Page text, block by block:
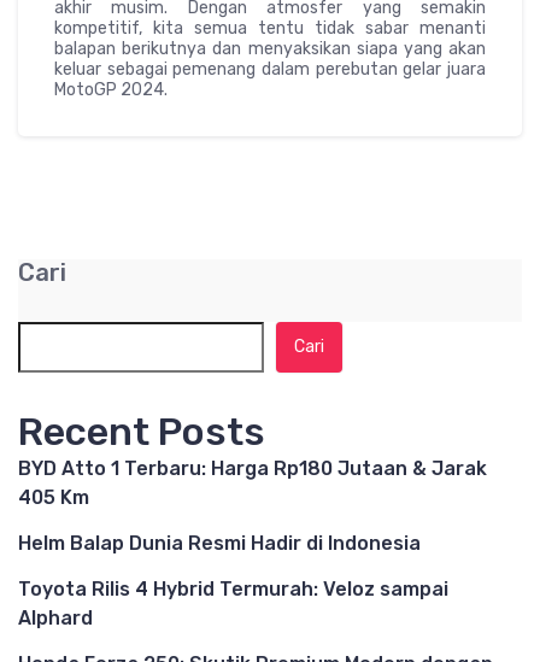
akhir musim. Dengan atmosfer yang semakin
kompetitif, kita semua tentu tidak sabar menanti
balapan berikutnya dan menyaksikan siapa yang akan
keluar sebagai pemenang dalam perebutan gelar juara
MotoGP 2024.
Cari
Cari
Recent Posts
BYD Atto 1 Terbaru: Harga Rp180 Jutaan & Jarak
405 Km
Helm Balap Dunia Resmi Hadir di Indonesia
Toyota Rilis 4 Hybrid Termurah: Veloz sampai
Alphard